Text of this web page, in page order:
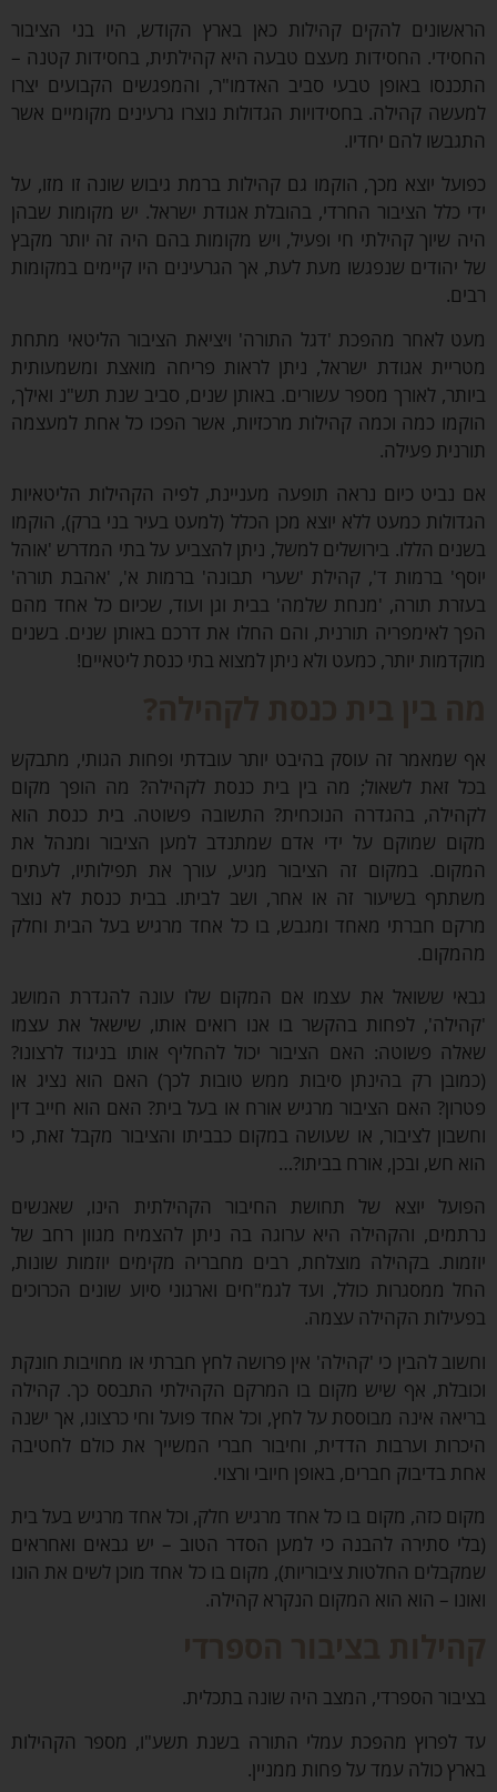
להקים קהילות כאן בארץ הקודש, היו בני הציבור
החסידות מעצם טבעה היא קהילתית, בחסידות קטנה –
באופן טבעי סביב האדמו"ר, והמפגשים הקבועים יצרו
קהילה. בחסידויות הגדולות נוצרו גרעינים מקומיים אשר
להם יחדיו.
יוצא מכך, הוקמו גם קהילות ברמת גיבוש שונה זו מזו, על
כלל הציבור החרדי, בהובלת אגודת ישראל. יש מקומות שבהן
שיוך קהילתי חי ופעיל, ויש מקומות בהם היה זה יותר מקבץ
שנפגשו מעת לעת, אך הגרעינים היו קיימים במקומות
לאחר מהפכת 'דגל התורה' ויציאת הציבור הליטאי מתחת
אגודת ישראל, ניתן לראות פריחה מואצת ומשמעותית
לאורך מספר עשורים. באותן שנים, סביב שנת תש"נ ואילך,
כמה וכמה קהילות מרכזיות, אשר הפכו כל אחת למעצמה
פעילה.
כיום נראה תופעה מעניינת, לפיה הקהילות הליטאיות
כמעט ללא יוצא מכן הכלל (למעט בעיר בני ברק), הוקמו
הללו. בירושלים למשל, ניתן להצביע על בתי המדרש 'אוהל
ברמות ד', קהילת 'שערי תבונה' ברמות א', 'אהבת תורה'
תורה, 'מנחת שלמה' בבית וגן ועוד, שכיום כל אחד מהם
לאימפריה תורנית, והם החלו את דרכם באותן שנים. בשנים
יותר, כמעט ולא ניתן למצוא בתי כנסת ליטאיים!
זה עוסק בהיבט יותר עובדתי ופחות הגותי, מתבקש
זאת לשאול; מה בין בית כנסת לקהילה? מה הופך מקום
בהגדרה הנוכחית? התשובה פשוטה. בית כנסת הוא
שמוקם על ידי אדם שמתנדב למען הציבור ומנהל את
במקום זה הציבור מגיע, עורך את תפילותיו, לעתים
בשיעור זה או אחר, ושב לביתו. בבית כנסת לא נוצר
חברתי מאחד ומגבש, בו כל אחד מרגיש בעל הבית וחלק
ששואל את עצמו אם המקום שלו עונה להגדרת המושג
לפחות בהקשר בו אנו רואים אותו, שישאל את עצמו
פשוטה: האם הציבור יכול להחליף אותו בניגוד לרצונו?
רק בהינתן סיבות ממש טובות לכך) האם הוא נציג או
האם הציבור מרגיש אורח או בעל בית? האם הוא חייב דין
לציבור, או שעושה במקום כבביתו והציבור מקבל זאת, כי
חש, ובכן, אורח בביתו?…
יוצא של תחושת החיבור הקהילתית הינו, שאנשים
והקהילה היא ערוגה בה ניתן להצמיח מגוון רחב של
בקהילה מוצלחת, רבים מחבריה מקימים יוזמות שונות,
ממסגרות כולל, ועד לגמ"חים וארגוני סיוע שונים הכרוכים
הקהילה עצמה.
להבין כי 'קהילה' אין פרושה לחץ חברתי או מחויבות חונקת
אף שיש מקום בו המרקם הקהילתי התבסס כך. קהילה
אינה מבוססת על לחץ, וכל אחד פועל וחי כרצונו, אך ישנה
וערבות הדדית, וחיבור חברי המשייך את כולם לחטיבה
בדיבוק חברים, באופן חיובי ורצוי.
כזה, מקום בו כל אחד מרגיש חלק, וכל אחד מרגיש בעל בית
סתירה להבנה כי למען הסדר הטוב – יש גבאים ואחראים
החלטות ציבוריות), מקום בו כל אחד מוכן לשים את הונו
– הוא הוא המקום הנקרא קהילה.
הספרדי, המצב היה שונה בתכלית.
מהפכת עמלי התורה בשנת תשע"ו, מספר הקהילות
כולה עמד על פחות ממניין.